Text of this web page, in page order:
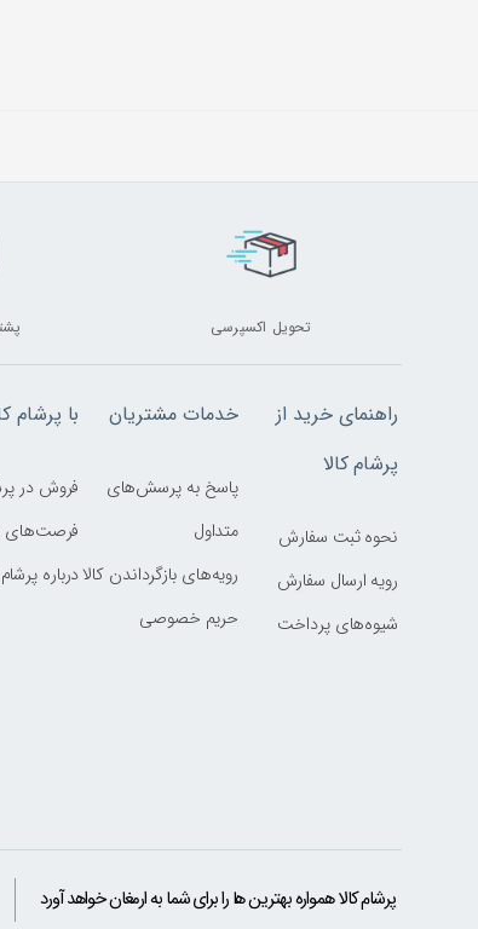
تحویل اکسپرسی
راهنمای خرید از
پرشام کالا
نحوه ثبت سفارش
رویه ارسال سفارش
شیوه‌های پرداخت
خدمات مشتریان
پاسخ به پرسش‌های
متداول
رویه‌های بازگرداندن کالا
حریم خصوصی
با پرشام
فروش در
فرصت‌های
درباره
پرشام کالا همواره بهترین ها را برای شما به ارمغان خواهد آورد